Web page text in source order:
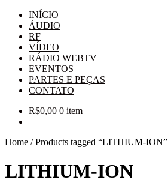
INÍCIO
ÁUDIO
RF
VÍDEO
RÁDIO WEBTV
EVENTOS
PARTES E PEÇAS
CONTATO
R$0,00 0 item
Home /Products tagged “LITHIUM-ION”
LITHIUM-ION